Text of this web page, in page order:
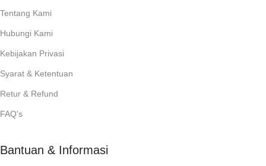
Tentang Kami
Hubungi Kami
Kebijakan Privasi
Syarat & Ketentuan
Retur & Refund
FAQ's
Bantuan & Informasi